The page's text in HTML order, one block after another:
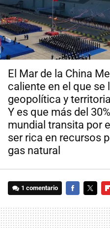
El Mar de la China
caliente en el que se
geopolítica y
Y es que más del
mundial transita por
ser rica en recursos
gas natural
1 comentario